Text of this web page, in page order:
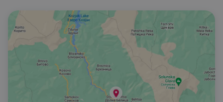
(без користење на СПА центар)
2 Ноќевања со појадок за до 4 лица
и користење на надворешен
базен
11960 ден
2 Ноќевања со појадок за до 4
лица и користење на СПА
центар во работни денови (пн-
14950